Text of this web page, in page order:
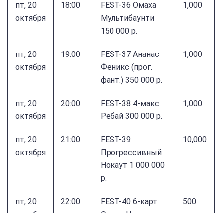
пт, 20
октября
18:00
FEST-36 Омаха
Мультибаунти
150 000 р.
1,000
пт, 20
октября
19:00
FEST-37 Ананас
Феникс (прог.
фант.) 350 000 р.
1,000
пт, 20
октября
20:00
FEST-38 4-макс
Ребай 300 000 р.
1,000
пт, 20
октября
21:00
FEST-39
Прогрессивный
Нокаут 1 000 000
р.
10,000
пт, 20
22:00
FEST-40 6-карт
500